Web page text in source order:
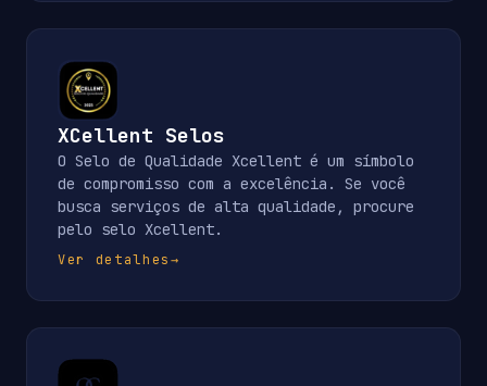
XCellent Selos
O Selo de Qualidade Xcellent é um símbolo
de compromisso com a excelência. Se você
busca serviços de alta qualidade, procure
pelo selo Xcellent.
Ver detalhes→